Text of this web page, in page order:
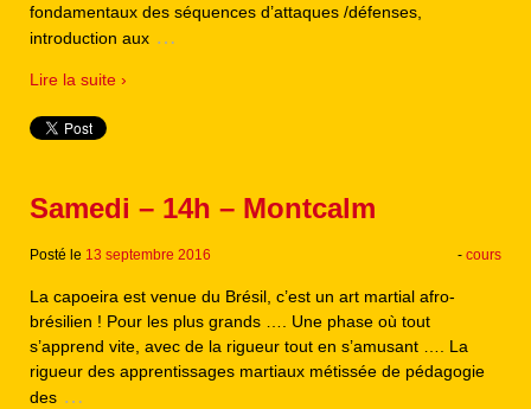
fondamentaux des séquences d’attaques /défenses,
introduction aux …
Lire la suite ›
Samedi – 14h – Montcalm
Posté le 13 septembre 2016 - cours
La capoeira est venue du Brésil, c’est un art martial afro-
brésilien ! Pour les plus grands …. Une phase où tout
s’apprend vite, avec de la rigueur tout en s’amusant …. La
rigueur des apprentissages martiaux métissée de pédagogie
des …